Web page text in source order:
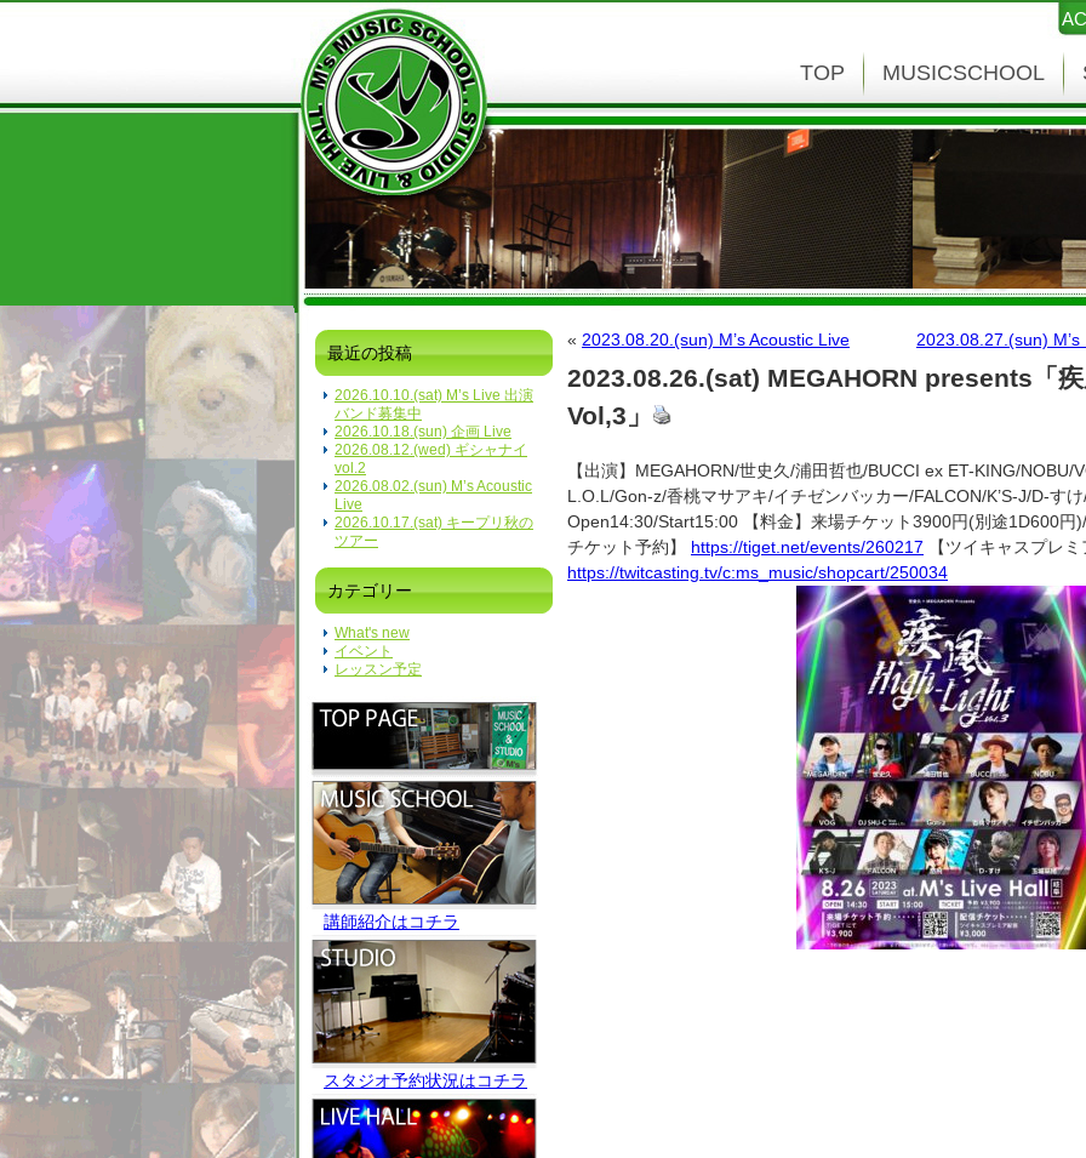
TOP MUSICSCHOOL
最近の投稿
2026.10.10.(sat) M’s Live 出演
バンド募集中
2026.10.18.(sun) 企画 Live
2026.08.12.(wed) ギシャナイ
vol.2
2026.08.02.(sun) M’s Acoustic
Live
2026.10.17.(sat) キープリ秋の
ツアー
カテゴリー
What's new
イベント
レッスン予定
講師紹介はコチラ
スタジオ予約状況はコチラ
« 2023.08.20.(sun) M’s Acoustic Live 2023.08.27.(sun)
2023.08.26.(sat) MEGAHORN presents「
Vol,3」
【出演】MEGAHORN/世史久/浦田哲也/BUCCI ex ET-KING/
L.O.L/Gon-z/香桃マサアキ/イチゼンバッカー/FALCON/K’S-J/D-す
Open14:30/Start15:00 【料金】来場チケット3900円(別途1D600円
チケット予約】 https://tiget.net/events/260217 【ツイキャスプレ
https://twitcasting.tv/c:ms_music/shopcart/250034